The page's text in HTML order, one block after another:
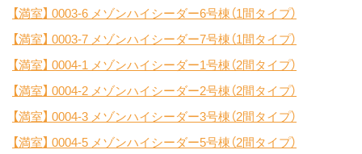
【満室】 0003-6 メゾンハイシーダー6号棟（1間タイプ）
【満室】 0003-7 メゾンハイシーダー7号棟（1間タイプ）
【満室】 0004-1 メゾンハイシーダー1号棟（2間タイプ）
【満室】 0004-2 メゾンハイシーダー2号棟（2間タイプ）
【満室】 0004-3 メゾンハイシーダー3号棟（2間タイプ）
【満室】 0004-5 メゾンハイシーダー5号棟（2間タイプ）